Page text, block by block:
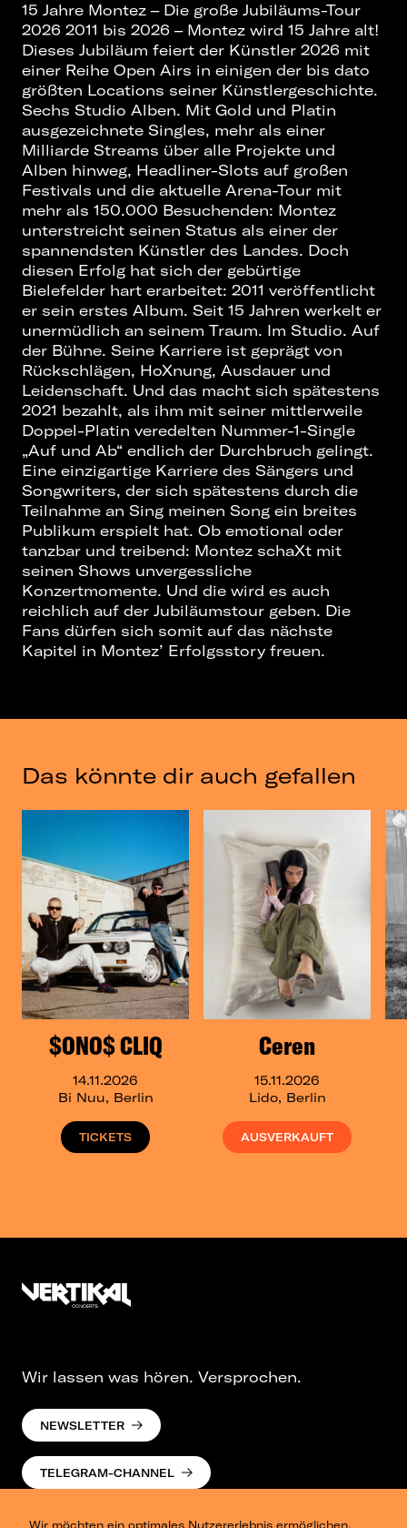
15 Jahre Montez – Die große Jubiläums-Tour
2026 2011 bis 2026 – Montez wird 15 Jahre alt!
Dieses Jubiläum feiert der Künstler 2026 mit
einer Reihe Open Airs in einigen der bis dato
größten Locations seiner Künstlergeschichte.
Sechs Studio Alben. Mit Gold und Platin
ausgezeichnete Singles, mehr als einer
Milliarde Streams über alle Projekte und
Alben hinweg, Headliner-Slots auf großen
Festivals und die aktuelle Arena-Tour mit
mehr als 150.000 Besuchenden: Montez
unterstreicht seinen Status als einer der
spannendsten Künstler des Landes. Doch
diesen Erfolg hat sich der gebürtige
Bielefelder hart erarbeitet: 2011 veröffentlicht
er sein erstes Album. Seit 15 Jahren werkelt er
unermüdlich an seinem Traum. Im Studio. Auf
der Bühne. Seine Karriere ist geprägt von
Rückschlägen, HoXnung, Ausdauer und
Leidenschaft. Und das macht sich spätestens
2021 bezahlt, als ihm mit seiner mittlerweile
Doppel-Platin veredelten Nummer-1-Single
„Auf und Ab“ endlich der Durchbruch gelingt.
Eine einzigartige Karriere des Sängers und
Songwriters, der sich spätestens durch die
Teilnahme an Sing meinen Song ein breites
Publikum erspielt hat. Ob emotional oder
tanzbar und treibend: Montez schaXt mit
seinen Shows unvergessliche
Konzertmomente. Und die wird es auch
reichlich auf der Jubiläumstour geben. Die
Fans dürfen sich somit auf das nächste
Kapitel in Montez’ Erfolgsstory freuen.
Das könnte dir auch gefallen
$ONO$ CLIQ
14.11.2026
Bi Nuu, Berlin
TICKETS
Ceren
15.11.2026
Lido, Berlin
AUSVERKAUFT
Wir möchten ein optimales Nutzererlebnis ermöglichen.
Wir lassen was hören. Versprochen.
NEWSLETTER
TELEGRAM-CHANNEL